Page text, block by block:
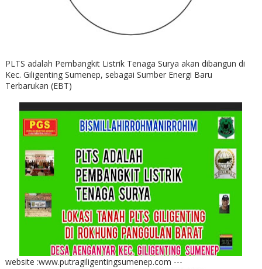
PLTS adalah Pembangkit Listrik Tenaga Surya akan dibangun di
Kec. Giligenting Sumenep, sebagai Sumber Energi Baru
Terbarukan (EBT)
website :www.putragiligentingsumenep.com ---